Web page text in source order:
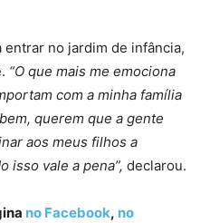
no jardim de infância,
“O que mais me emociona
com a minha família
querem que a gente
aos meus filhos a
isso vale a pena”, declarou.
no Facebook, no